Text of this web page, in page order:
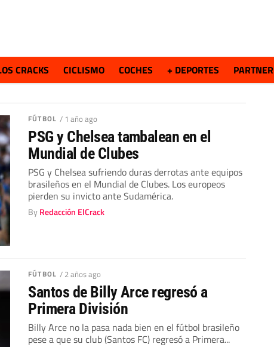
CRACKS CICLISMO COCHES + DEPORTES PARTNER
FÚTBOL / 1 año ago
PSG y Chelsea tambalean en el
Mundial de Clubes
PSG y Chelsea sufriendo duras derrotas ante equipos
brasileños en el Mundial de Clubes. Los europeos
pierden su invicto ante Sudamérica.
ByRedacción ElCrack
FÚTBOL / 2 años ago
Santos de Billy Arce regresó a
Primera División
Billy Arce no la pasa nada bien en el fútbol brasileño
pese a que su club (Santos FC) regresó a Primera...